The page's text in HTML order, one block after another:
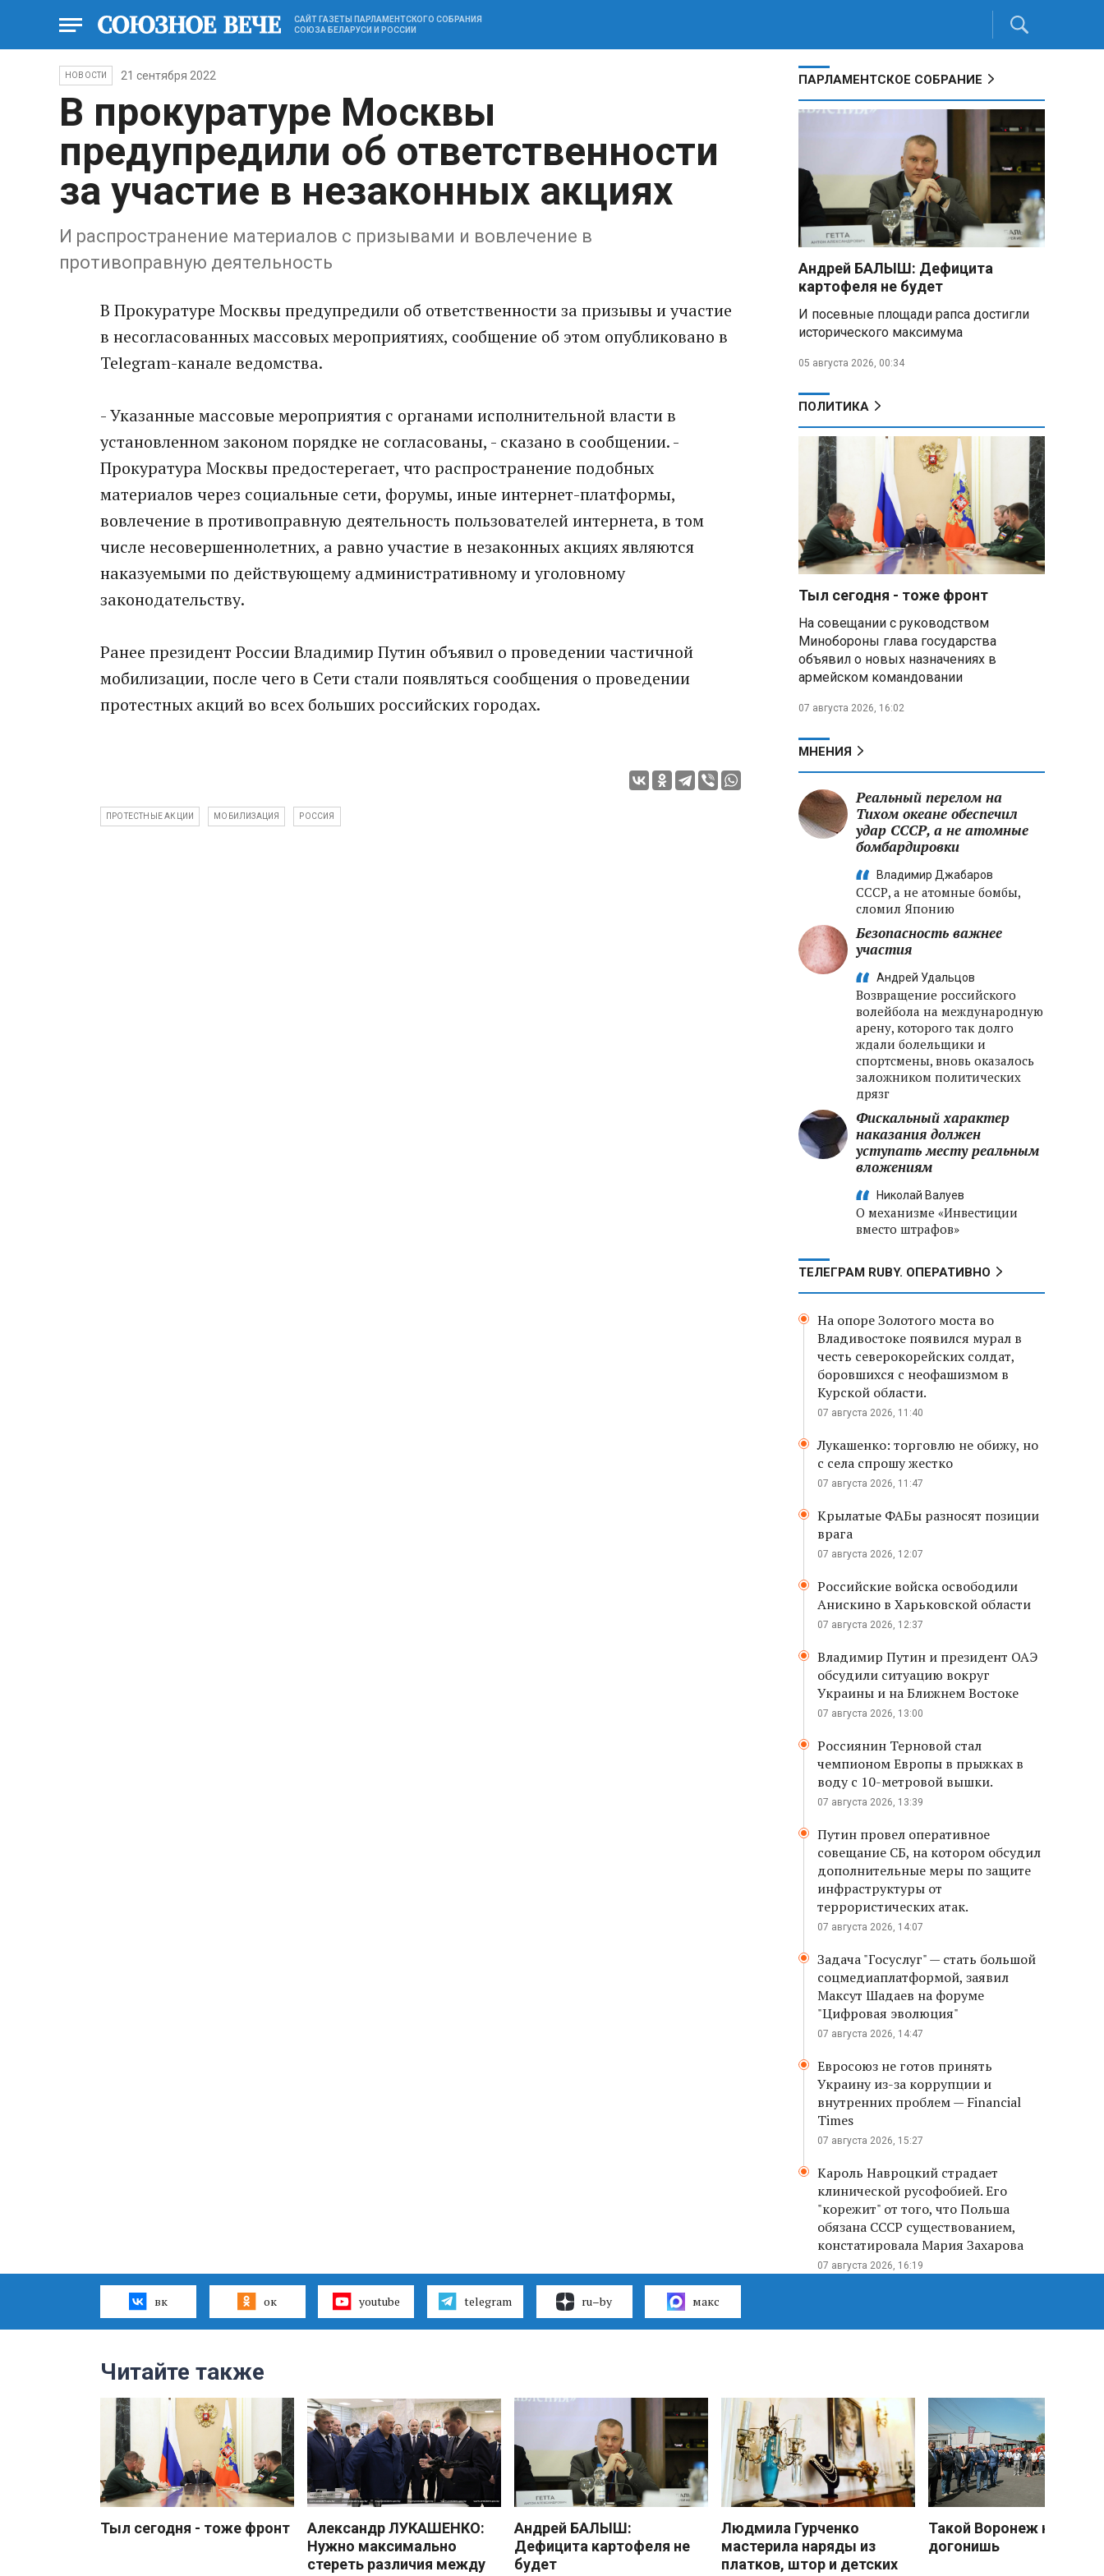
САЙТ ГАЗЕТЫ ПАРЛАМЕНТСКОГО СОБРАНИЯ
СОЮЗА БЕЛАРУСИ И РОССИИ
НОВОСТИ 21 сентября 2022
В прокуратуре Москвы
предупредили об ответственности
за участие в незаконных акциях
И распространение материалов с призывами и вовлечение в
противоправную деятельность
В Прокуратуре Москвы предупредили об ответственности за призывы и участие
в несогласованных массовых мероприятиях, сообщение об этом опубликовано в
Telegram-канале ведомства.
- Указанные массовые мероприятия с органами исполнительной власти в
установленном законом порядке не согласованы, - сказано в сообщении. -
Прокуратура Москвы предостерегает, что распространение подобных
материалов через социальные сети, форумы, иные интернет-платформы,
вовлечение в противоправную деятельность пользователей интернета, в том
числе несовершеннолетних, а равно участие в незаконных акциях являются
наказуемыми по действующему административному и уголовному
законодательству.
Ранее президент России Владимир Путин объявил о проведении частичной
мобилизации, после чего в Сети стали появляться сообщения о проведении
протестных акций во всех больших российских городах.
ПРОТЕСТНЫЕ АКЦИИ МОБИЛИЗАЦИЯ РОССИЯ
ПАРЛАМЕНТСКОЕ СОБРАНИЕ
Андрей БАЛЫШ: Дефицита
картофеля не будет
И посевные площади рапса достигли
исторического максимума
05 августа 2026, 00:34
ПОЛИТИКА
Тыл сегодня - тоже фронт
На совещании с руководством
Минобороны глава государства
объявил о новых назначениях в
армейском командовании
07 августа 2026, 16:02
МНЕНИЯ
Реальный перелом на
Тихом океане обеспечил
удар СССР, а не атомные
бомбардировки
Владимир Джабаров
СССР, а не атомные бомбы,
сломил Японию
Безопасность важнее
участия
Андрей Удальцов
Возвращение российского
волейбола на международную
арену, которого так долго
ждали болельщики и
спортсмены, вновь оказалось
заложником политических
дрязг
Фискальный характер
наказания должен
уступать месту реальным
вложениям
Николай Валуев
О механизме «Инвестиции
вместо штрафов»
ТЕЛЕГРАМ RUBY. ОПЕРАТИВНО
На опоре Золотого моста во
Владивостоке появился мурал в
честь северокорейских солдат,
боровшихся с неофашизмом в
Курской области.
07 августа 2026, 11:40
Лукашенко: торговлю не обижу, но
с села спрошу жестко
07 августа 2026, 11:47
Крылатые ФАБы разносят позиции
врага
07 августа 2026, 12:07
Российские войска освободили
Анискино в Харьковской области
07 августа 2026, 12:37
Владимир Путин и президент ОАЭ
обсудили ситуацию вокруг
Украины и на Ближнем Востоке
07 августа 2026, 13:00
Россиянин Терновой стал
чемпионом Европы в прыжках в
воду с 10-метровой вышки.
07 августа 2026, 13:39
Путин провел оперативное
совещание СБ, на котором обсудил
дополнительные меры по защите
инфраструктуры от
террористических атак.
07 августа 2026, 14:07
Задача "Госуслуг" — стать большой
соцмедиаплатформой, заявил
Максут Шадаев на форуме
"Цифровая эволюция"
07 августа 2026, 14:47
Евросоюз не готов принять
Украину из-за коррупции и
внутренних проблем — Financial
Times
07 августа 2026, 15:27
Кароль Навроцкий страдает
клинической русофобией. Его
"корежит" от того, что Польша
обязана СССР существованием,
констатировала Мария Захарова
07 августа 2026, 16:19
вк ок youtube telegram ru–by макс
Читайте также
Тыл сегодня - тоже фронт
Александр ЛУКАШЕНКО:
Нужно максимально
стереть различия между
Андрей БАЛЫШ:
Дефицита картофеля не
будет
Людмила Гурченко
мастерила наряды из
платков, штор и детских
Такой Воронеж не
догонишь